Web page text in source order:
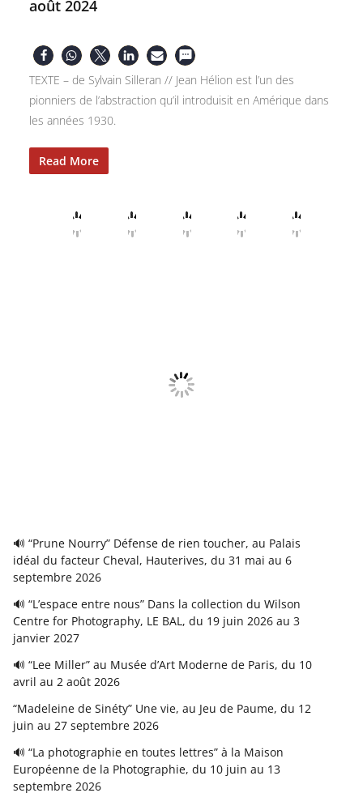
août 2024
TEXTE – de Sylvain Silleran // Jean Hélion est l’un des
pionniers de l’abstraction qu’il introduisit en Amérique dans
les années 1930.
Read More
🔊 “Prune Nourry” Défense de rien toucher, au Palais
idéal du facteur Cheval, Hauterives, du 31 mai au 6
septembre 2026
🔊 “L’espace entre nous” Dans la collection du Wilson
Centre for Photography, LE BAL, du 19 juin 2026 au 3
janvier 2027
🔊 “Lee Miller” au Musée d’Art Moderne de Paris, du 10
avril au 2 août 2026
“Madeleine de Sinéty” Une vie, au Jeu de Paume, du 12
juin au 27 septembre 2026
🔊 “La photographie en toutes lettres” à la Maison
Européenne de la Photographie, du 10 juin au 13
septembre 2026